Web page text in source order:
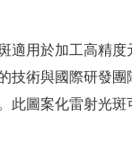
適用於加工高精
技術與國際研發
此圖案化雷射光斑